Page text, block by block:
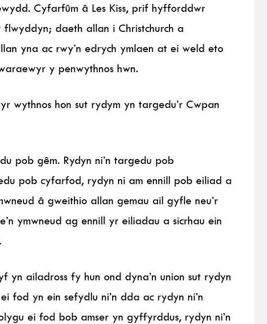
Cyfarfûm â Les Kiss, prif hyfforddwr
daeth allan i Christchurch a
yna ac rwy’n edrych ymlaen at ei weld eto
y penwythnos hwn.
wythnos hon sut rydym yn targedu’r Cwpan
pob gêm. Rydyn ni’n targedu pob
pob cyfarfod, rydyn ni am ennill pob eiliad a
â gweithio allan gemau ail gyfle neu’r
ymwneud ag ennill yr eiliadau a sicrhau ein
yn ailadross fy hun ond dyna’n union sut rydyn
fod yn ein sefydlu ni’n dda ac rydyn ni’n
ei fod bob amser yn gyffyrddus, rydyn ni’n